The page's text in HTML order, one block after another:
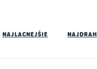
NAJLACNEJŠIE